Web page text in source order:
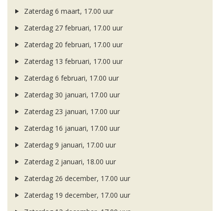
Zaterdag 6 maart, 17.00 uur
Zaterdag 27 februari, 17.00 uur
Zaterdag 20 februari, 17.00 uur
Zaterdag 13 februari, 17.00 uur
Zaterdag 6 februari, 17.00 uur
Zaterdag 30 januari, 17.00 uur
Zaterdag 23 januari, 17.00 uur
Zaterdag 16 januari, 17.00 uur
Zaterdag 9 januari, 17.00 uur
Zaterdag 2 januari, 18.00 uur
Zaterdag 26 december, 17.00 uur
Zaterdag 19 december, 17.00 uur